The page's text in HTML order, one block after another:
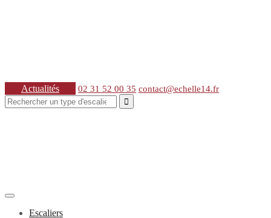
Actualités 02 31 52 00 35 contact@echelle14.fr
Rechercher :
Escaliers